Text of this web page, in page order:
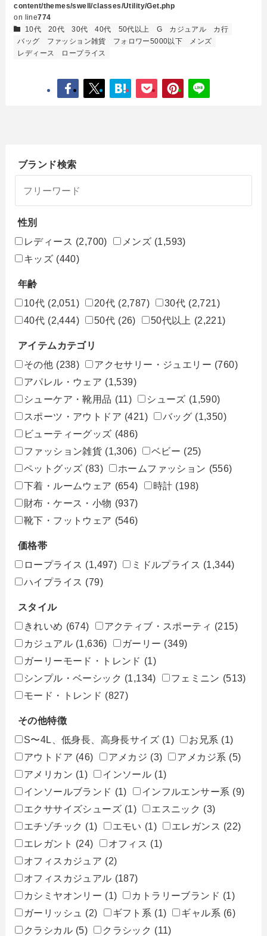
content/themes/swell/classes/Utility/Get.php
on line774
10代
20代 30代 40代 50代以上 G カジュアル
カ行
バッグ
ファッション雑貨 フォロワー5000以下
メンズ
レディース
ロープライス
ブランド検索
性別
レディース (2,700) メンズ (1,593)
キッズ (440)
年齢
10代 (2,051) 20代 (2,787) 30代 (2,721)
40代 (2,444) 50代 (26) 50代以上 (2,221)
アイテムカテゴリ
その他 (238) アクセサリー・ジュエリー (760)
アパレル・ウェア (1,539)
シューケア・靴用品 (11) シューズ (1,590)
スポーツ・アウトドア (421) バッグ (1,350)
ビューティーグッズ (486)
ファッション雑貨 (1,306) ベビー (25)
ペットグッズ (83) ホームファッション (556)
下着・ルームウェア (654) 時計 (198)
財布・ケース・小物 (937)
靴下・フットウェア (546)
価格帯
ロープライス (1,497) ミドルプライス (1,344)
ハイプライス (79)
スタイル
きれいめ (674) アクティブ・スポーティ (215)
カジュアル (1,636) ガーリー (349)
ガーリーモード・トレンド (1)
シンプル・ベーシック (1,134) フェミニン (513)
モード・トレンド (827)
その他特徴
S〜4L、低身長、高身長サイズ (1) お兄系 (1)
アウトドア (46) アメカジ (3) アメカジ系 (5)
アメリカン (1) インソール (1)
インソールブランド (1) インフルエンサー系 (9)
エクササイズシューズ (1) エスニック (3)
エチゾチック (1) エモい (1) エレガンス (22)
エレガント (24) オフィス (1)
オフィスカジュア (2)
オフィスカジュアル (187)
カシミヤオンリー (1) カトラリーブランド (1)
ガーリッシュ
(2) ギフト系 (1) ギャル系 (6)
クラシカル (5) クラシック (11)